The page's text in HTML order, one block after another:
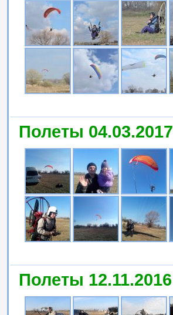
Полеты 04.03.2017
Полеты 12.11.2016